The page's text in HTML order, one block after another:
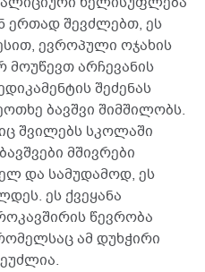
ერთად შევძლებთ, ეს
ევროპული ოჯახის
არჩევანის
შეძენას
ბავშვი შიმშილობს.
შვილებს სკოლაში
მშივრები
და სამუდამოდ, ეს
ეს ქვეყანა
წევრობა
ამ დუხჭირი